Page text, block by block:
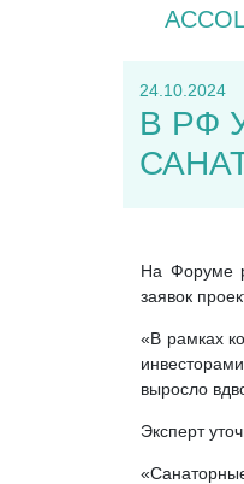
24.10.2024
В РФ
На Форуме
заявок
«В рамках
выросло
Эксперт